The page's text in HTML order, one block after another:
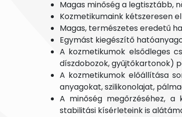
Magas minőség a legtisztább,
Kozmetikumaink kétszeresen
Magas, természetes eredetű
Egymást kiegészítő
A kozmetikumok elsődleges
díszdobozok, gyűjtőkartonok)
A kozmetikumok előállítása
anyagokat, szilikonolajat,
A minőség megőrzéséhez, a
stabilitási kísérleteink is